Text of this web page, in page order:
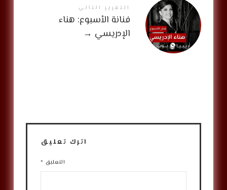
التقرير التالي
فنانة الأسبوع: هناء
الإدريسي →
اترك تعليق
التعليق *